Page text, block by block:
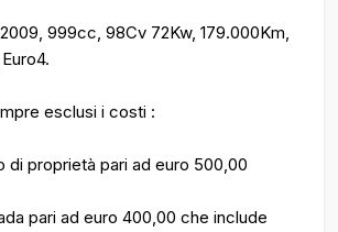
999cc, 98Cv 72Kw, 179.000Km,
esclusi i costi :
di proprietà pari ad euro 500,00
pari ad euro 400,00 che include